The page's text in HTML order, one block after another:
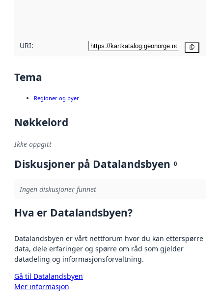
URI:
Tema
Regioner og byer
Nøkkelord
Ikke oppgitt
Diskusjoner på Datalandsbyen 0
Ingen diskusjoner funnet
Hva er Datalandsbyen?
Datalandsbyen er vårt nettforum hvor du kan etterspørre
data, dele erfaringer og spørre om råd som gjelder
datadeling og informasjonsforvaltning.
Gå til Datalandsbyen
Mer informasjon